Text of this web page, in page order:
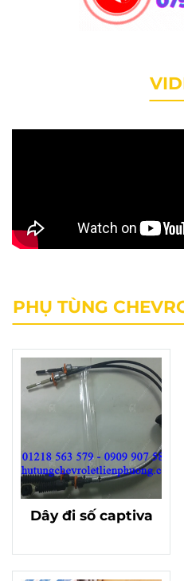
PHỤ TÙNG
Dây đi số captiva